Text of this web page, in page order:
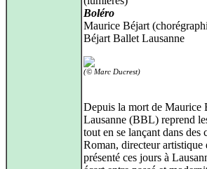
Boléro
Maurice Béjart
Béjart Ballet Lausanne
(© Marc Ducrest)
Depuis la mort de Maurice
Lausanne (BBL) reprend
tout en se lançant dans
Roman, directeur
présenté ces jours à